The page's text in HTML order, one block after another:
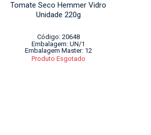
Tomate Seco Hemmer Vidro
Unidade 220g
Código: 20648
Embalagem: UN/1
Embalagem Master: 12
Produto Esgotado